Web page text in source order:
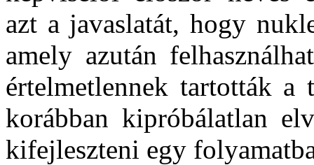
azt a javaslatát, hogy
amely azután
értelmetlennek tartották
korábban kipróbálatlan
kifejleszteni egy